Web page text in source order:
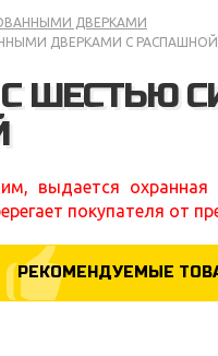
ДВЕРКАМИ
ДВЕРКАМИ С
ШЕСТЬЮ
выдается
покупателя от
РЕКОМЕНДУЕМЫЕ